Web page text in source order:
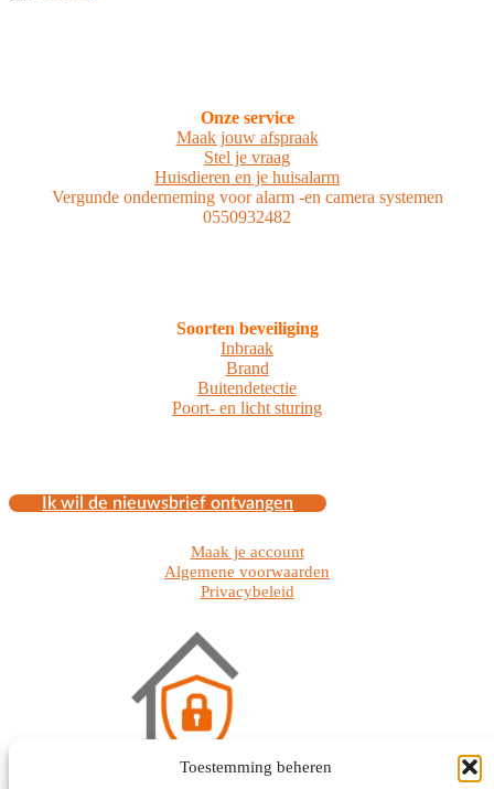
Toestemming beheren
Onze service
Maak jouw afspraak
Stel je vraag
Huisdieren en je huisalarm
Vergunde onderneming voor alarm -en camera systemen
0550932482
Soorten beveiliging
Inbraak
Brand
Buitendetectie
Poort- en licht sturing
Ik wil de nieuwsbrief ontvangen
Maak je account
Algemene voorwaarden
Privacybeleid